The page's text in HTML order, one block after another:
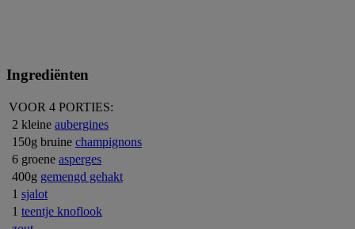
Ingrediënten
VOOR 4 PORTIES:
2 kleine aubergines
150g bruine champignons
6 groene asperges
400g gemengd gehakt
1 sjalot
1 teentje knoflook